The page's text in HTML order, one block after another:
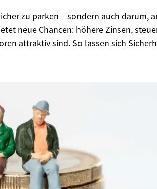
zu parken – sondern auch darum,
neue Chancen: höhere Zinsen,
attraktiv sind. So lassen sich